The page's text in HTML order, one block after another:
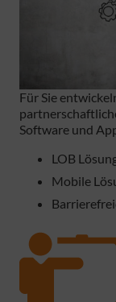
Für Sie
Software und
LOB
Mobile